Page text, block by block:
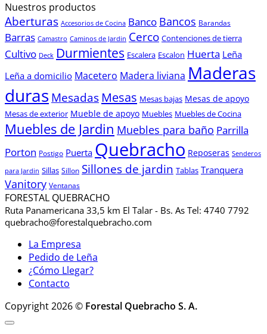
Nuestros productos
Aberturas Accesorios de Cocina Banco Bancos Barandas
Barras Camastro Caminos de Jardin Cerco Contenciones de tierra
Cultivo Deck Durmientes Escalera Escalon Huerta Leña
Leña a domicilio Macetero Madera liviana Maderas
duras Mesadas Mesas Mesas bajas Mesas de apoyo
Mesas de exterior Mueble de apoyo Muebles Muebles de Cocina
Muebles de Jardin Muebles para baño Parrilla
Porton Postigo Puerta Quebracho Reposeras Senderos
para Jardin Sillas Sillon Sillones de jardin Tablas Tranquera
Vanitory Ventanas
FORESTAL QUEBRACHO
Ruta Panamericana 33,5 km El Talar - Bs. As Tel: 4740 7792
quebracho@forestalquebracho.com
La Empresa
Pedido de Leña
¿Cómo Llegar?
Contacto
Copyright 2026 © Forestal Quebracho S. A.